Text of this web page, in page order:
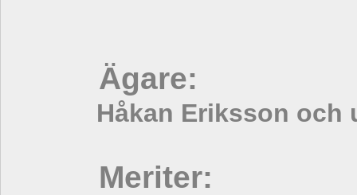
Ägare:
Håkan Eriksson och
Meriter: